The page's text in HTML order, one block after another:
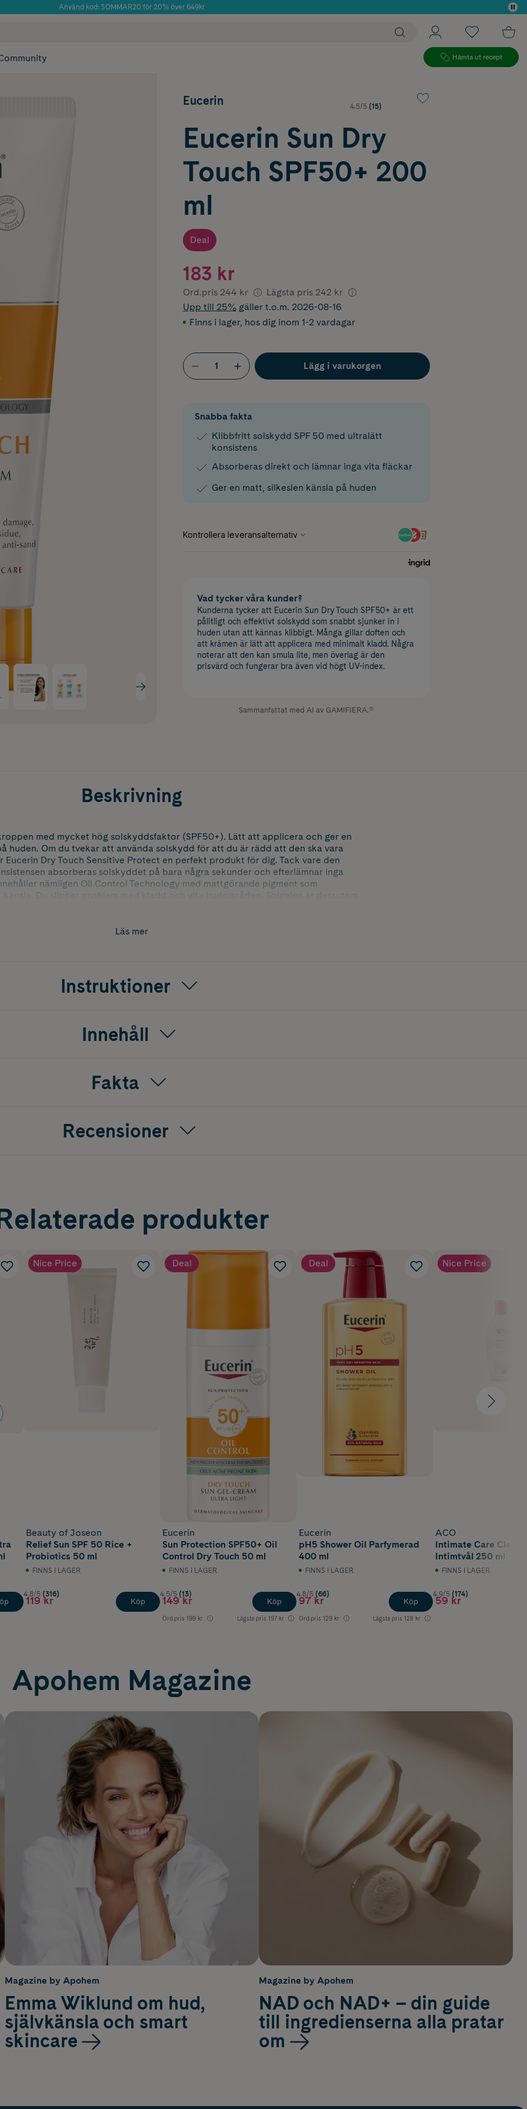
Använd kod: SOMMAR20 för 20% över 649kr
Hämta ut recept
Eucerin 4.5/5 (15)
Eucerin Sun Dry
Touch SPF50+ 200
ml
Deal
183 kr
Ord.pris 244 kr Lägsta pris 242 kr
Upp till 25% gäller t.o.m. 2026-08-16
Finns i lager, hos dig inom 1-2 vardagar
Lägg i varukorgen
Snabba fakta
Klibbfritt solskydd SPF 50 med ultralätt
konsistens
Absorberas direkt och lämnar inga vita fläckar
Ger en matt, silkeslen känsla på huden
Vad tycker våra kunder?
Kunderna tycker att Eucerin Sun Dry Touch SPF50+ är ett
pålitligt och effektivt solskydd som snabbt sjunker in i
huden utan att kännas klibbigt. Många gillar doften och
att krämen är lätt att applicera med minimalt kladd. Några
noterar att den kan smula lite, men överlag är den
prisvärd och fungerar bra även vid högt UV-index.
Sammanfattat med AI av GAMIFIERA.®
Beskrivning
med mycket hög solskyddsfaktor (SPF50+). Lätt att applicera och ger en
huden. Om du tvekar att använda solskydd för att du är rädd att den ska vara
Eucerin Dry Touch Sensitive Protect en perfekt produkt för dig. Tack vare den
absorberas solskyddet på bara några sekunder och efterlämnar inga
nämligen Oil Control Technology med mattgörande pigment som
Du slipper problem med kladd och vita hudområden. Solgelen är dessutom
Läs mer
Instruktioner
Innehåll
Fakta
Recensioner
produkter
Nice Price
Beauty of Joseon
Relief Sun SPF 50 Rice +
Probiotics 50 ml
FINNS I LAGER
4.8/5 (316)
119 kr Köp
Deal
Eucerin
Sun Protection SPF50+ Oil
Control Dry Touch 50 ml
FINNS I LAGER
4.5/5 (13)
149 kr
Ord.pris 199 kr Lägsta pris 197 kr
Köp
Deal
Eucerin
pH5 Shower Oil Parfymerad
400 ml
FINNS I LAGER
4.8/5 (66)
97 kr
Ord.pris 129 kr Lägsta pris 128 kr
Köp
Nice Price
ACO
Intimate Care
Intimtvål 250 ml
FINNS I LAGER
4.9/5 (174)
59 kr
Apohem Magazine
Magazine by Apohem
Emma Wiklund om hud,
självkänsla och smart
skincare
Magazine by Apohem
NAD och NAD+ – din guide
till ingredienserna alla pratar
om